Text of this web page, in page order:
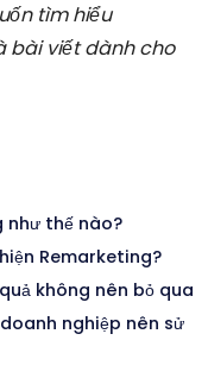
tìm hiểu
bài viết dành cho
như thế nào?
Remarketing?
không nên bỏ qua
nghiệp nên sử